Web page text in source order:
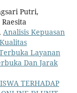
Putri,
Analisis Kepuasan
Layanan
Dan Jarak
TERHADAP